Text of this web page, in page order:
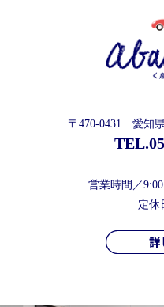
〒470-0431 愛知
TEL.
営業時間／9:00
定休